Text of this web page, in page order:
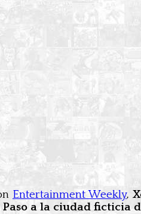
Entertainment Weekly,
Paso a la ciudad ficticia